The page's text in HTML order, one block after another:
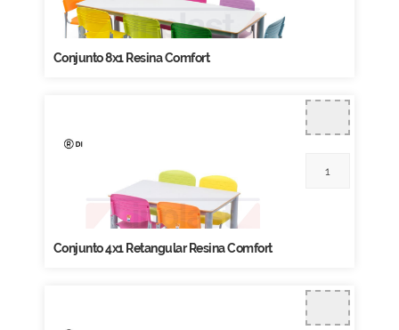
Conjunto 8x1 Resina Comfort
Conjunto 4x1 Retangular Resina Comfort